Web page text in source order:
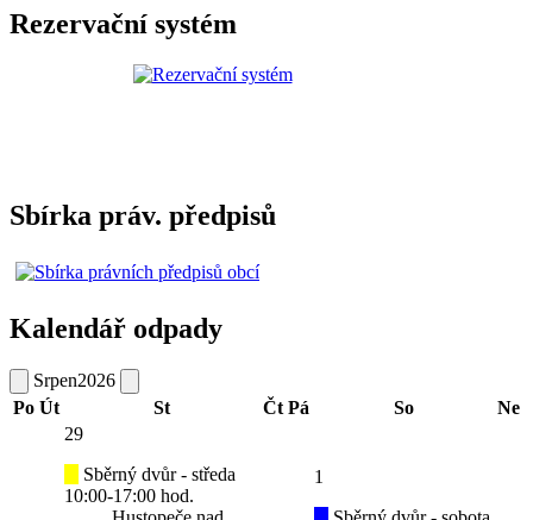
Rezervační systém
Sbírka práv. předpisů
Kalendář odpady
Srpen2026
Po Út St Čt Pá So Ne
29
Sběrný dvůr - středa
10:00-17:00 hod.
1